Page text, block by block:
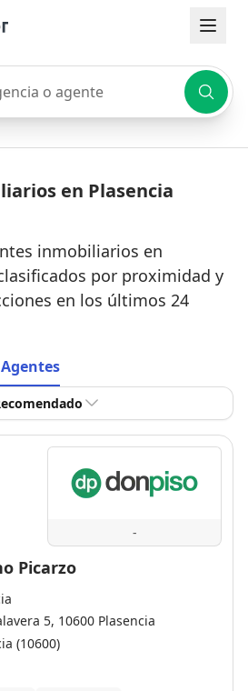
o agente
en Plasencia
inmobiliarios en
por proximidad y
en los últimos 24
Agentes
-
Picarzo
5, 10600 Plasencia
(10600)